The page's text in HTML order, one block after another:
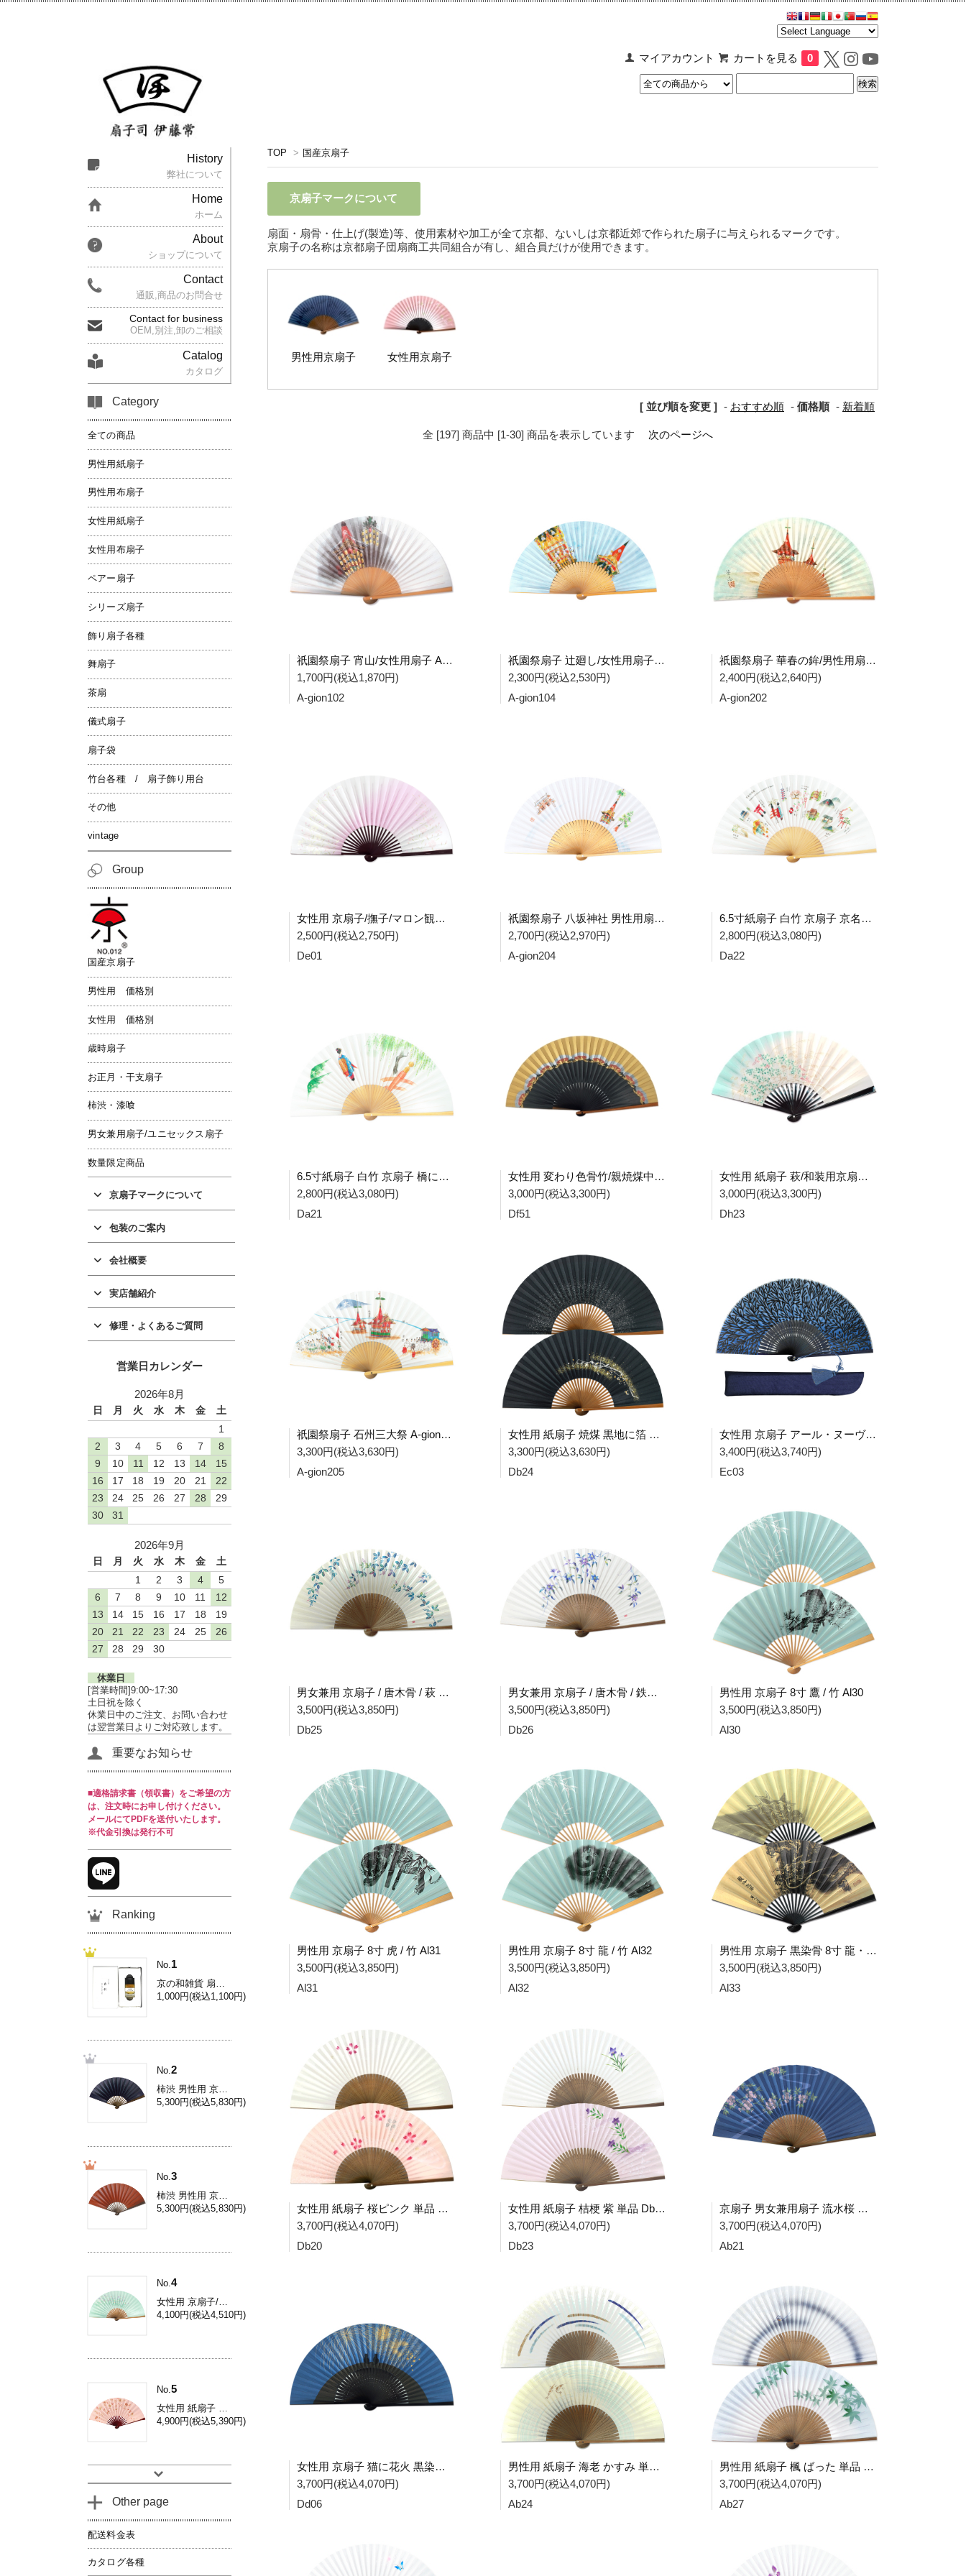
マイアカウント カートを見る 0
TOP > 国産京扇子
京扇子マークについて
扇面・扇骨・仕上げ(製造)等、使用素材や加工が全て京都、ないしは京都近郊で作られた扇子に与えられるマークです。
京扇子の名称は京都扇子団扇商工共同組合が有し、組合員だけが使用できます。
男性用京扇子 女性用京扇子
[ 並び順を変更 ] - おすすめ順 - 価格順 - 新着順
全 [197] 商品中 [1-30] 商品を表示しています 次のページへ
祇園祭扇子 宵山/女性用扇子 A-gion102
1,700円(税込1,870円)
A-gion102
祇園祭扇子 辻廻し/女性用扇子 A-gion104
2,300円(税込2,530円)
A-gion104
祇園祭扇子 華春の鉾/男性用扇子 A-gion202
2,400円(税込2,640円)
A-gion202
女性用 京扇子/撫子/マロン観世彫り De01
2,500円(税込2,750円)
De01
祇園祭扇子 八坂神社 男性用扇子 A-gion204
2,700円(税込2,970円)
A-gion204
6.5寸紙扇子 白竹 京扇子 京名所絵図 Da22
2,800円(税込3,080円)
Da22
6.5寸紙扇子 白竹 京扇子 橋に舞妓 Da21
2,800円(税込3,080円)
Da21
女性用 変わり色骨竹/親焼煤中黒染 松連 B7291 Df51
3,000円(税込3,300円)
Df51
女性用 紙扇子 萩/和装用京扇子 Dh23
3,000円(税込3,300円)
Dh23
祇園祭扇子 石州三大祭 A-gion205
3,300円(税込3,630円)
A-gion205
女性用 紙扇子 焼煤 黒地に箔 単品 Db24
3,300円(税込3,630円)
Db24
女性用 京扇子 アール・ヌーヴォー青 扇子袋セット Ec03
3,400円(税込3,740円)
Ec03
男女兼用 京扇子 / 唐木骨 / 萩 Db25
3,500円(税込3,850円)
Db25
男女兼用 京扇子 / 唐木骨 / 鉄線 Db26
3,500円(税込3,850円)
Db26
男性用 京扇子 8寸 鷹 / 竹 Al30
3,500円(税込3,850円)
Al30
男性用 京扇子 8寸 虎 / 竹 Al31
3,500円(税込3,850円)
Al31
男性用 京扇子 8寸 龍 / 竹 Al32
3,500円(税込3,850円)
Al32
男性用 京扇子 黒染骨 8寸 龍・龍 Al33
3,500円(税込3,850円)
Al33
女性用 紙扇子 桜ピンク 単品 Db20
3,700円(税込4,070円)
Db20
女性用 紙扇子 桔梗 紫 単品 Db23
3,700円(税込4,070円)
Db23
京扇子 男女兼用扇子 流水桜 紺 Ab21
3,700円(税込4,070円)
Ab21
女性用 京扇子 猫に花火 黒染写型扇子 Dd06
3,700円(税込4,070円)
Dd06
男性用 紙扇子 海老 かすみ 単品 Ab24
3,700円(税込4,070円)
Ab24
男性用 紙扇子 楓 ばった 単品 Ab27
3,700円(税込4,070円)
Ab27
History
弊社について
Home
ホーム
About
ショップについて
Contact
通販,商品のお問合せ
Contact for business
OEM,別注,卸のご相談
Catalog
カタログ
Category
全ての商品
男性用紙扇子
男性用布扇子
女性用紙扇子
女性用布扇子
ペアー扇子
シリーズ扇子
飾り扇子各種
舞扇子
茶扇
儀式扇子
扇子袋
竹台各種 / 扇子飾り用台
その他
vintage
Group
国産京扇子
男性用 価格別
女性用 価格別
歳時扇子
お正月・干支扇子
柿渋・漆喰
男女兼用扇子/ユニセックス扇子
数量限定商品
京扇子マークについて
包装のご案内
会社概要
実店舗紹介
修理・よくあるご質問
営業日カレンダー
2026年8月
日 月 火 水 木 金
土
1
2
3 4 5 6 7
8
9
10 11 12 13 14
15
16
17 18 19 20 21
22
23
24 25 26 27 28
29
30
31
2026年9月
日 月 火 水 木 金
土
1
2 3 4
5
6
7 8 9 10 11
12
13
14 15 16 17 18
19
20
21 22 23 24 25
26
27
28 29 30
休業日
[営業時間]9:00~17:30
土日祝を除く
休業日中のご注文、お問い合わせ
は翌営業日よりご対応致します。
重要なお知らせ
■適格請求書（領収書）をご希望の方
は、注文時にお申し付けください。
メールにてPDFを送付いたします。
※代金引換は発行不可
Ranking
No. 1
1,000円(税込1,100円)
No.2
柿渋 男性用 京扇子/8.5寸柿渋扇子/濃紺 Ai31L
5,300円(税込5,830円)
No.3
柿渋 男性用 京扇子/8.5寸柿渋扇子/柿色 Ai33L
5,300円(税込5,830円)
No. 4
4,100円(税込4,510円)
No. 5
4,900円(税込5,390円)
Other page
配送料金表
カタログ各種